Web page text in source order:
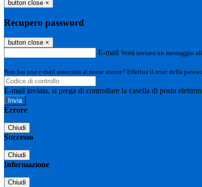
button close ×
Recupero password
button close ×
E-mail Verrà inviato un messaggio
Non hai una e-mail associata al nome utente? Effettua il reset della
E-mail inviata, si prega di controllare la casella di posta
Errore
Chiudi
Successo
Chiudi
Informazione
Chiudi